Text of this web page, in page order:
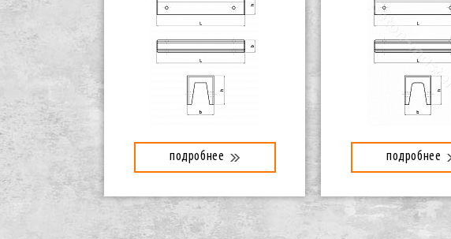
подробнее подробнее